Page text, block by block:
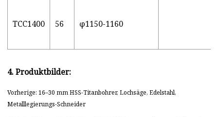
TCC1400 56 φ1150-1160
4. Produktbilder:
Vorherige: 16–30 mm HSS-Titanbohrer, Lochsäge, Edelstahl,
Metalllegierungs-Schneider